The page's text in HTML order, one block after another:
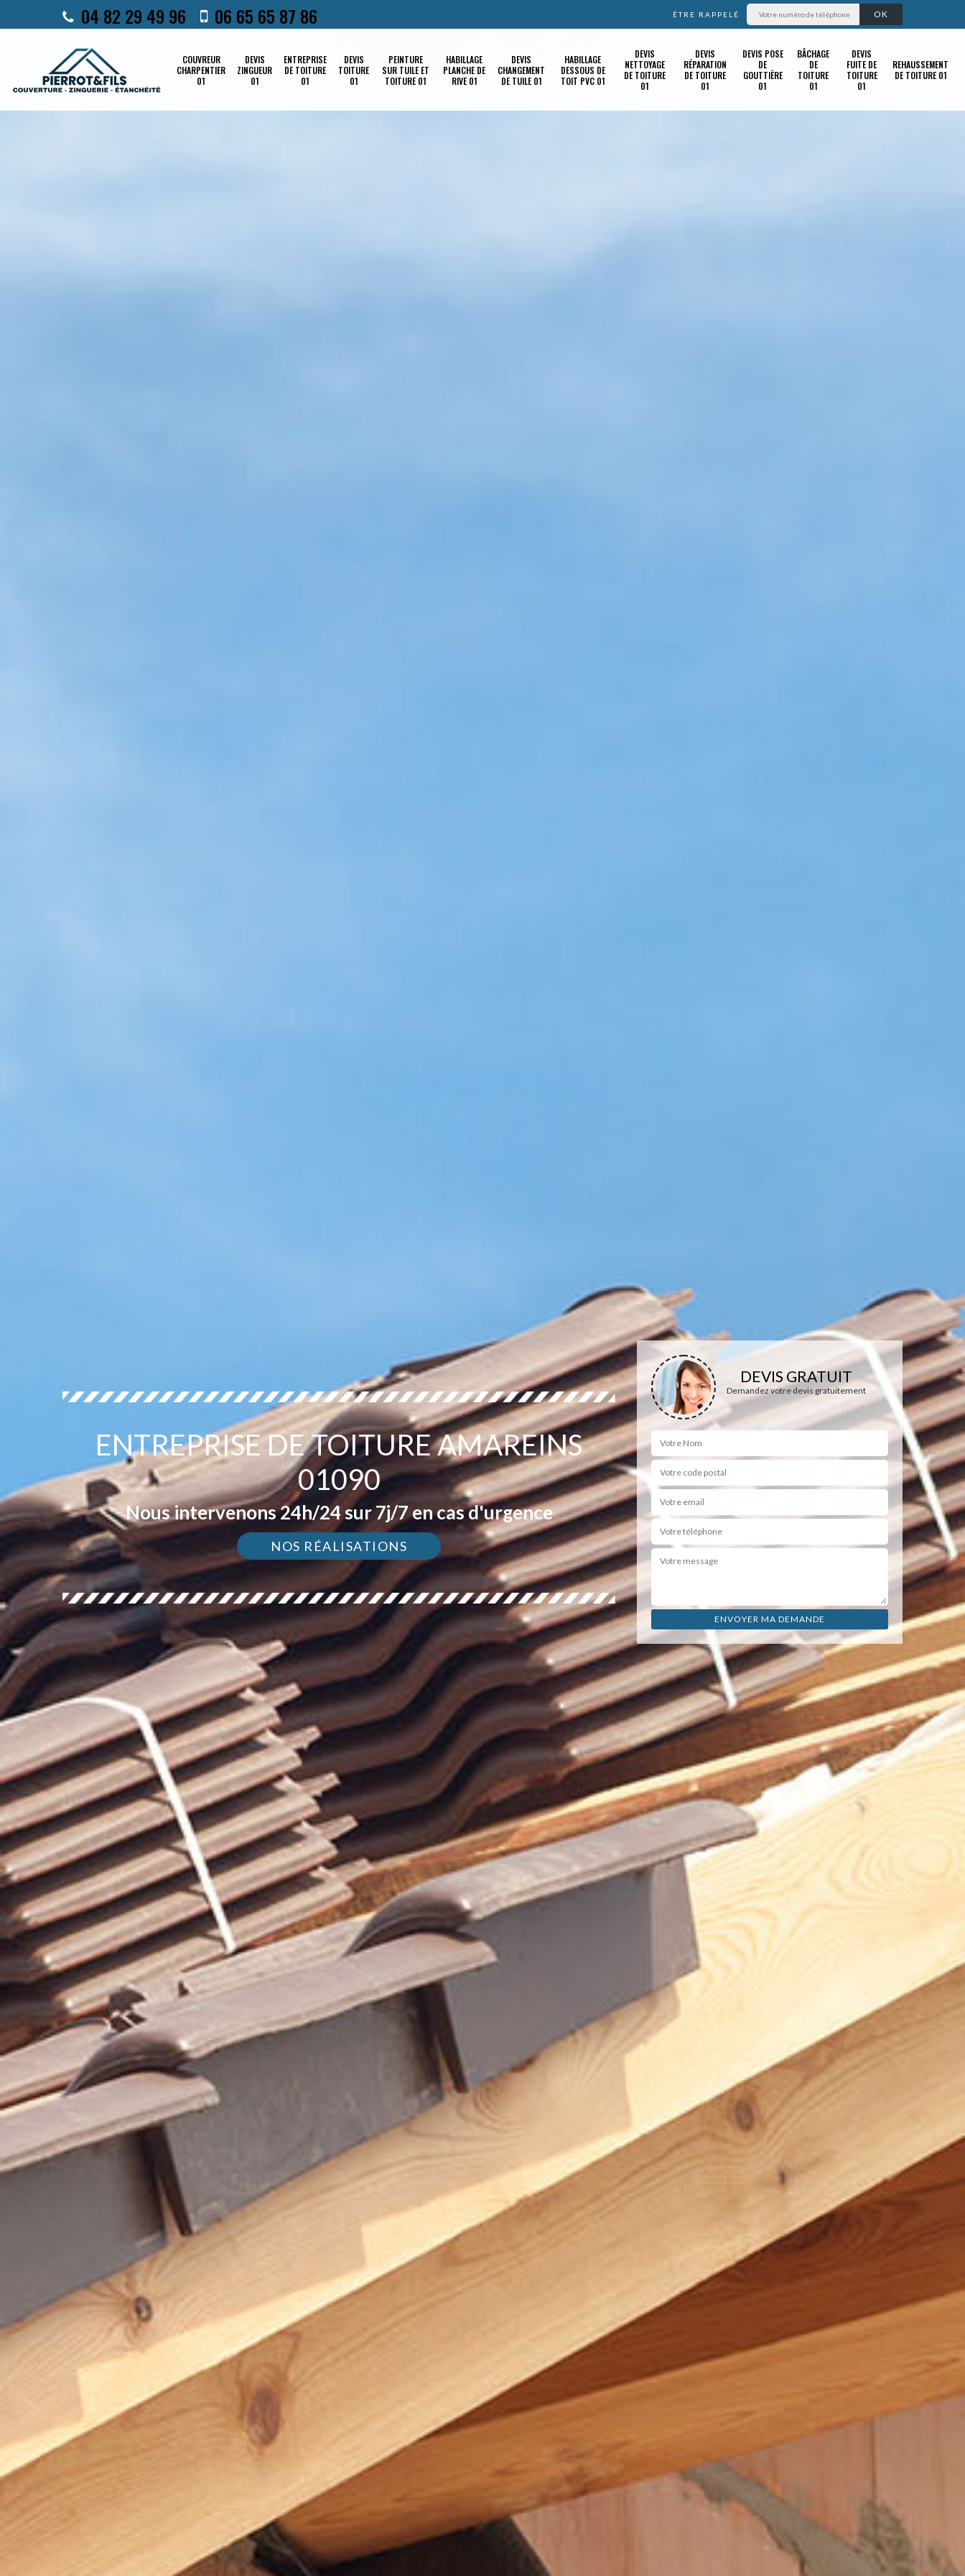
04 82 29 49 96 06 65 65 87 86 ÊTRE RAPPELÉ
COUVREUR
CHARPENTIER
01
DEVIS
ZINGUEUR
01
ENTREPRISE
DE TOITURE
01
DEVIS
TOITURE
01
PEINTURE
SUR TUILE ET
TOITURE 01
HABILLAGE
PLANCHE DE
RIVE 01
DEVIS
CHANGEMENT
DE TUILE 01
HABILLAGE
DESSOUS DE
TOIT PVC 01
DEVIS
NETTOYAGE
DE TOITURE
01
DEVIS
RÉPARATION
DE TOITURE
01
DEVIS POSE
DE
GOUTTIÈRE
01
BÂCHAGE
DE
TOITURE
01
DEVIS
FUITE DE
TOITURE
01
REHAUSSEMENT
DE TOITURE 01
ENTREPRISE DE TOITURE AMAREINS
01090
Nous intervenons 24h/24 sur 7j/7 en cas d'urgence
NOS RÉALISATIONS
DEVIS GRATUIT
Demandez votre devis gratuitement